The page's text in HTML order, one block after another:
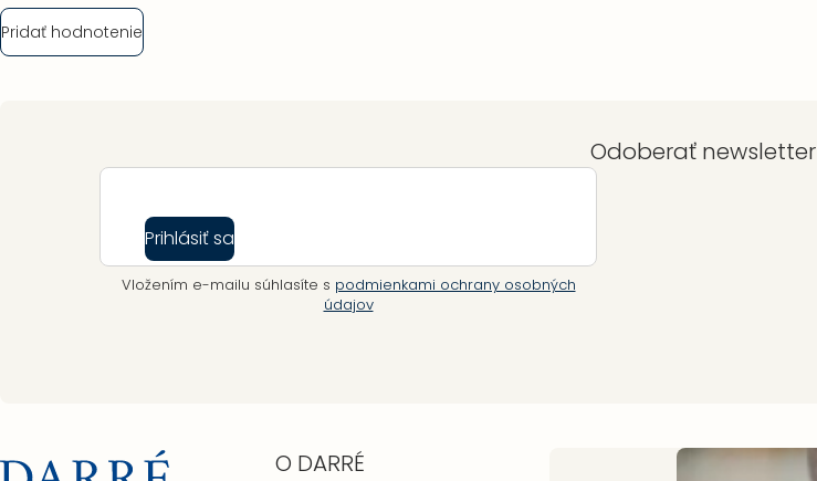
Pridať hodnotenie
Odoberať newsletter
Prihlásiť sa
Vložením e-mailu súhlasíte s podmienkami ochrany osobných
údajov
O DARRÉ